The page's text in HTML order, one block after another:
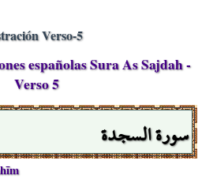
Verso-5
españolas Sura As Sajdah -
Verso 5
سورة السجدة